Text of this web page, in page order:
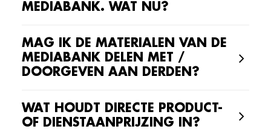
MEDIABANK. WAT NU?
MAG IK DE MATERIALEN VAN DE
MEDIABANK DELEN MET /
DOORGEVEN AAN DERDEN?
WAT HOUDT DIRECTE PRODUCT-
OF DIENSTAANPRIJZING IN?